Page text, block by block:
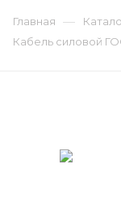
Главная —
Кабель силовой